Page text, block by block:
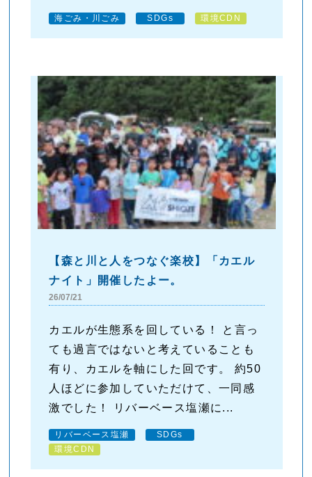
海ごみ・川ごみ SDGs 環境CDN
【森と川と人をつなぐ楽校】「カエル
ナイト」開催したよー。
26/07/21
カエルが生態系を回している！ と言っ
ても過言ではないと考えていることも
有り、カエルを軸にした回です。 約50
人ほどに参加していただけて、一同感
激でした！ リバーベース塩瀬に...
リバーベース塩瀬
SDGs
環境CDN